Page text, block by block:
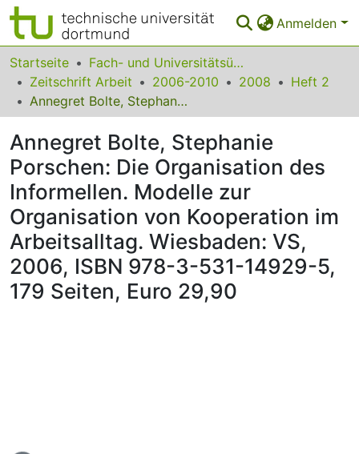
Anmelden
Bereiche & Sammlungen
Das gesamte Repositorium
FAQ
Leitlinien
Zurück zur Startseite
Startseite
Fach- und Universitätsübergreifendes
Zeitschrift Arbeit
2006-2010 2008
Heft 2
Annegret Bolte, Stephanie Porschen: Die Organisation des Informellen. Modelle zur Organisation von Kooperation im Arbeitsalltag. Wiesbaden: VS, 2006, ISBN 978-3-531-14929-5, 179 Seiten, Euro 29,90
Annegret Bolte, Stephanie
Porschen: Die Organisation des
Informellen. Modelle zur
Organisation von Kooperation im
Arbeitsalltag. Wiesbaden: VS,
2006, ISBN 978-3-531-14929-5,
179 Seiten, Euro 29,90